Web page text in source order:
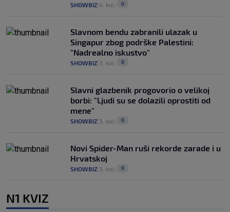
SHOWBIZ 4. kol. 0
Slavnom bendu zabranili ulazak u
Singapur zbog podrške Palestini:
"Nadrealno iskustvo"
SHOWBIZ 3. kol. 0
Slavni glazbenik progovorio o velikoj
borbi: "Ljudi su se dolazili oprostiti od
mene"
SHOWBIZ 3. kol. 0
Novi Spider-Man ruši rekorde zarade i u
Hrvatskoj
SHOWBIZ 3. kol. 0
N1 KVIZ